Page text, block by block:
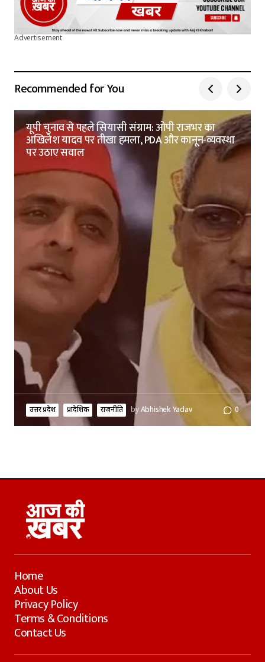
Advertisement
Recommended for You
यूपी चुनाव से पहले सियासी संग्राम: ओपी राजभर का
अखिलेश यादव पर तीखा हमला, PDA और कानून-व्यवस्था
पर उठाए सवाल
उत्तर प्रदेश प्रादेशिक राजनीति byAbhishek Yadav 0
Home
About Us
Privacy Policy
Terms & Conditions
Contact Us